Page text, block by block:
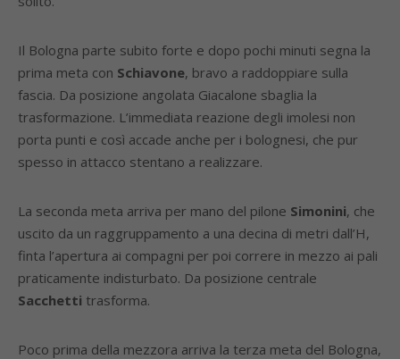
Il Bologna parte subito forte e dopo pochi minuti segna la
prima meta con Schiavone, bravo a raddoppiare sulla
fascia. Da posizione angolata Giacalone sbaglia la
trasformazione. L’immediata reazione degli imolesi non
porta punti e così accade anche per i bolognesi, che pur
spesso in attacco stentano a realizzare.
La seconda meta arriva per mano del pilone Simonini, che
uscito da un raggruppamento a una decina di metri dall’H,
finta l’apertura ai compagni per poi correre in mezzo ai pali
praticamente indisturbato. Da posizione centrale
Sacchetti trasforma.
Poco prima della mezzora arriva la terza meta del Bologna,